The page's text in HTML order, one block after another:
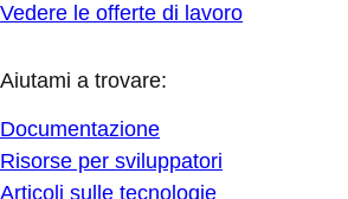
Vedere le offerte di lavoro
Aiutami a trovare:
Documentazione
Risorse per sviluppatori
Articoli sulle tecnologie